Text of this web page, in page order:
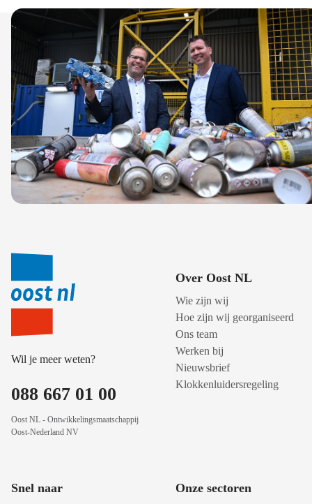
Wil je meer weten?
088 667 01 00
Oost NL - Ontwikkelingsmaatschappij
Oost-Nederland NV
Over Oost NL
Wie zijn wij
Hoe zijn wij georganiseerd
Ons team
Werken bij
Nieuwsbrief
Klokkenluidersregeling
Snel naar Onze sectoren